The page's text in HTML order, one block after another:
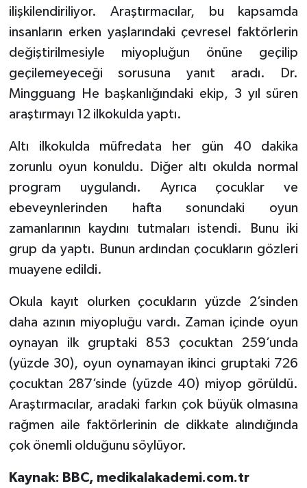
ilişkilendiriliyor. Araştırmacılar, bu kapsamda
insanların erken yaşlarındaki çevresel faktörlerin
değiştirilmesiyle miyopluğun önüne geçilip
geçilemeyeceği sorusuna yanıt aradı. Dr.
Mingguang He başkanlığındaki ekip, 3 yıl süren
araştırmayı 12 ilkokulda yaptı.
Altı ilkokulda müfredata her gün 40 dakika
zorunlu oyun konuldu. Diğer altı okulda normal
program uygulandı. Ayrıca çocuklar ve
ebeveynlerinden hafta sonundaki oyun
zamanlarının kaydını tutmaları istendi. Bunu iki
grup da yaptı. Bunun ardından çocukların gözleri
muayene edildi.
Okula kayıt olurken çocukların yüzde 2’sinden
daha azının miyopluğu vardı. Zaman içinde oyun
oynayan ilk gruptaki 853 çocuktan 259’unda
(yüzde 30), oyun oynamayan ikinci gruptaki 726
çocuktan 287’sinde (yüzde 40) miyop görüldü.
Araştırmacılar, aradaki farkın çok büyük olmasına
rağmen aile faktörlerinin de dikkate alındığında
çok önemli olduğunu söylüyor.
Kaynak: BBC, medikalakademi.com.tr